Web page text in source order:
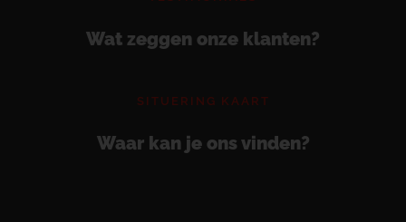
Wat zeggen onze klanten?
SITUERING KAART
Waar kan je ons vinden?